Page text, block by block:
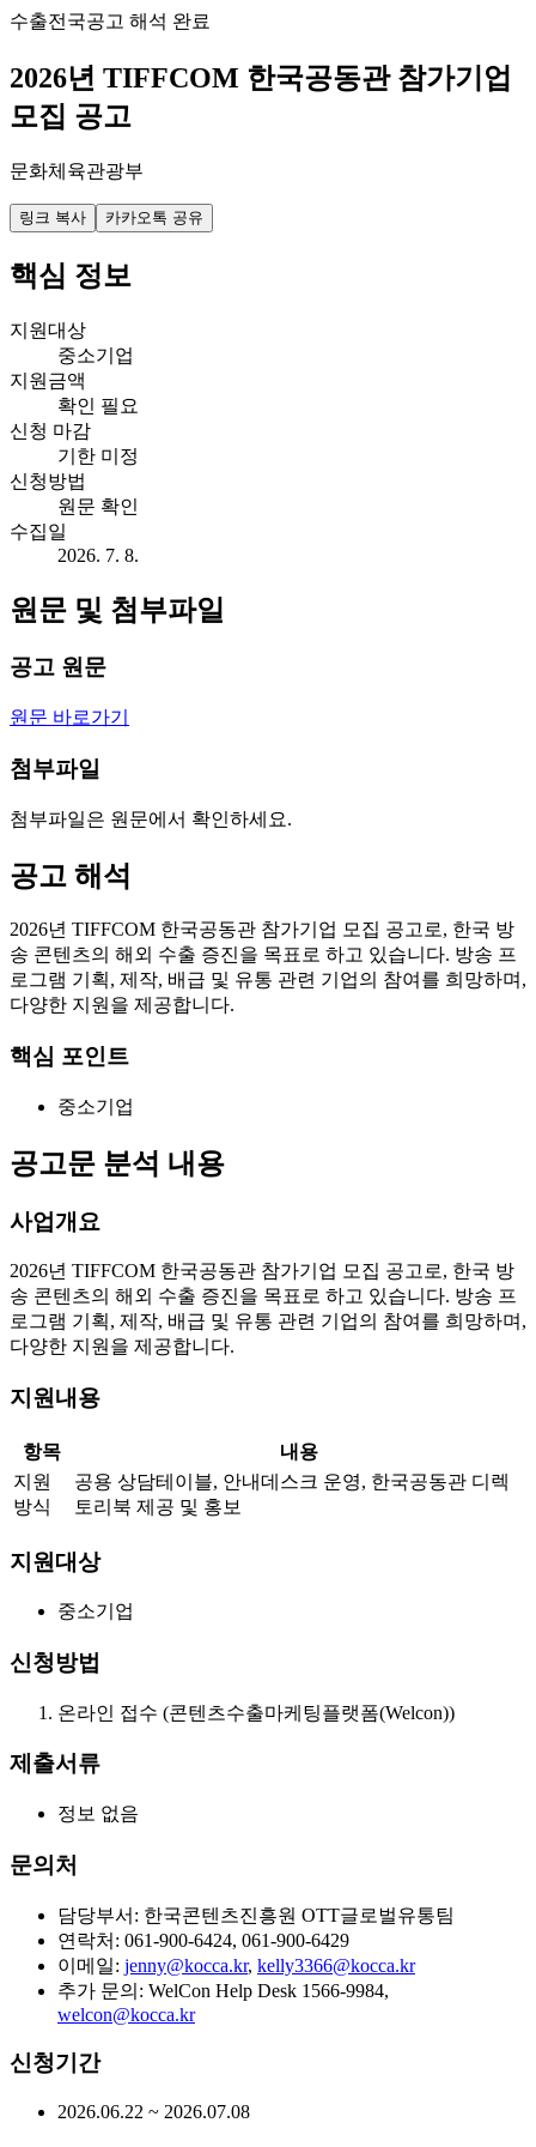
수출전국공고 해석 완료
2026년 TIFFCOM 한국공동관 참가기업
모집 공고
문화체육관광부
링크 복사 카카오톡 공유
핵심 정보
지원대상
중소기업
지원금액
확인 필요
신청 마감
기한 미정
신청방법
원문 확인
수집일
2026. 7. 8.
원문 및 첨부파일
공고 원문
원문 바로가기
첨부파일
첨부파일은 원문에서 확인하세요.
공고 해석
2026년 TIFFCOM 한국공동관 참가기업 모집 공고로, 한국 방
송 콘텐츠의 해외 수출 증진을 목표로 하고 있습니다. 방송 프
로그램 기획, 제작, 배급 및 유통 관련 기업의 참여를 희망하며,
다양한 지원을 제공합니다.
핵심 포인트
중소기업
공고문 분석 내용
사업개요
2026년 TIFFCOM 한국공동관 참가기업 모집 공고로, 한국 방
송 콘텐츠의 해외 수출 증진을 목표로 하고 있습니다. 방송 프
로그램 기획, 제작, 배급 및 유통 관련 기업의 참여를 희망하며,
다양한 지원을 제공합니다.
지원내용
항목
내용
지원
방식
공용 상담테이블, 안내데스크 운영, 한국공동관 디렉
토리북 제공 및 홍보
지원대상
중소기업
신청방법
온라인 접수 (콘텐츠수출마케팅플랫폼(Welcon))
제출서류
정보 없음
문의처
담당부서: 한국콘텐츠진흥원 OTT글로벌유통팀
연락처: 061-900-6424, 061-900-6429
이메일: jenny@kocca.kr, kelly3366@kocca.kr
추가 문의: WelCon Help Desk 1566-9984,
welcon@kocca.kr
신청기간
2026.06.22 ~ 2026.07.08